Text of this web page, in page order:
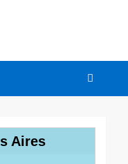
Aires